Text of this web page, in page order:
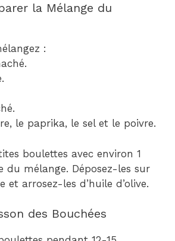
la Mélange du
:
le paprika, le sel et le poivre.
boulettes avec environ 1
du mélange. Déposez-les sur
et arrosez-les d’huile d’olive.
des Bouchées